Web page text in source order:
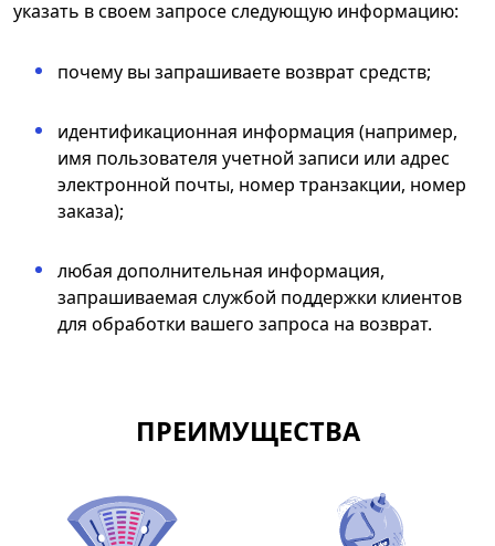
указать в своем запросе следующую информацию:
почему вы запрашиваете возврат средств;
идентификационная информация (например,
имя пользователя учетной записи или адрес
электронной почты, номер транзакции, номер
заказа);
любая дополнительная информация,
запрашиваемая службой поддержки клиентов
для обработки вашего запроса на возврат.
ПРЕИМУЩЕСТВА